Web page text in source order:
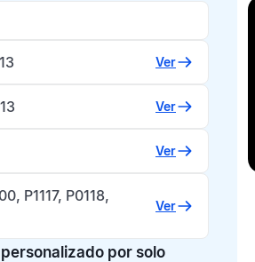
Ver
Ver
Ver
P1117, P0118,
Ver
por solo